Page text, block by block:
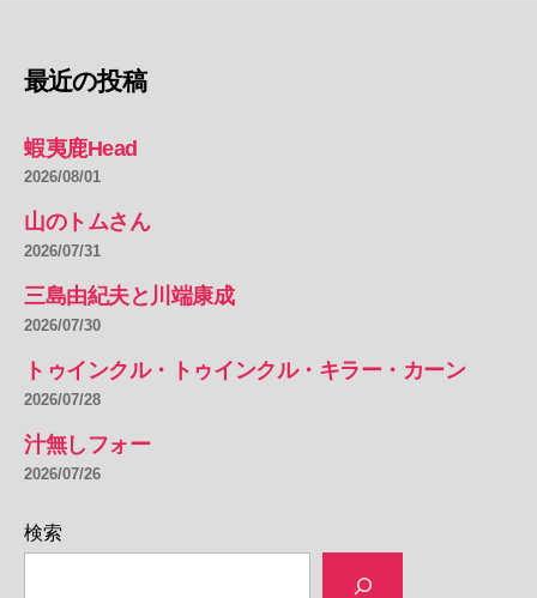
最近の投稿
蝦夷鹿Head
2026/08/01
山のトムさん
2026/07/31
三島由紀夫と川端康成
2026/07/30
トゥインクル・トゥインクル・キラー・カーン
2026/07/28
汁無しフォー
2026/07/26
検索